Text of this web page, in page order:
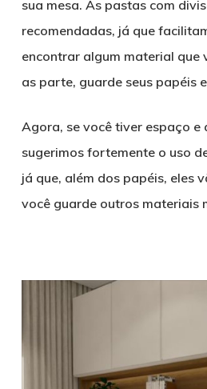
sua mesa. As pastas com
recomendadas, já que
encontrar algum material que
as parte, guarde seus papéis
Agora, se você tiver espaço e
sugerimos fortemente o uso
já que, além dos papéis, eles
você guarde outros materiais